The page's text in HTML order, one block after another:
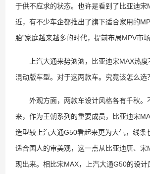
于供不应求的状态。也许是看到了比亚迪宋
近，有不少车企都推出了旗下适合家用的
胎”家庭越来越多的时代，提前布局MPV市
上汽大通来势汹汹，比亚迪宋MAX热度
混动版车型。对于这两款车。究竟该怎么选？
外观方面，两款车设计风格各有千秋。
来，作为王朝系列的重要成员，比亚迪宋
造型较上汽大通G50看起来更为大气，线条
适合国人的审美观，这一点从比亚迪唐、宋
现出来。相比宋MAX，上汽大通G50的设计